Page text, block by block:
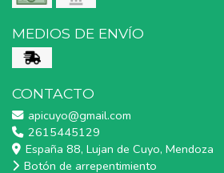
MEDIOS DE ENVÍO
CONTACTO
apicuyo@gmail.com
2615445129
España 88, Lujan de Cuyo, Mendoza
Botón de arrepentimiento